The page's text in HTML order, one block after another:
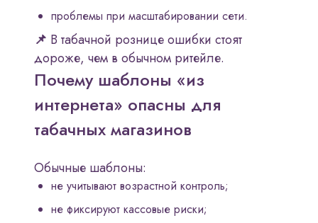
проблемы при масштабировании сети.
📌 В табачной рознице ошибки стоят
дороже, чем в обычном ритейле.
Почему шаблоны «из
интернета» опасны для
табачных магазинов
Обычные шаблоны:
не учитывают возрастной контроль;
не фиксируют кассовые риски;